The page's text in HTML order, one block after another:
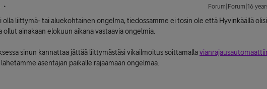
Forum|Forum|16
olla liittymä- tai aluekohtainen ongelma, tiedossamme ei tosin ole että Hyvinkäällä olisi
ollut ainakaan elokuun aikana vastaavia ongelmia.
sinun kannattaa jättää liittymästäsi vikailmoitus soittamalla
asentajan paikalle rajaamaan ongelmaa.